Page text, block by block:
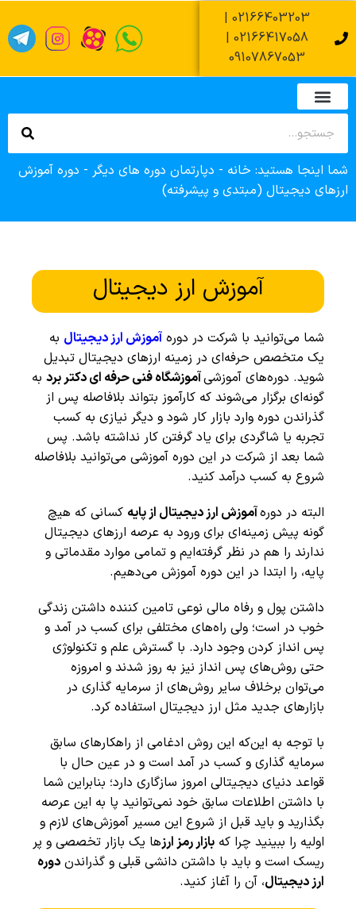
02166403203 |
02166417058 |
09107867053
شما اینجا هستید: خانه - دپارتمان دوره های دیگر - دوره آموزش
ارزهای دیجیتال (مبتدی و پیشرفته)
آموزش ارز دیجیتال
شما می‌توانید با شرکت در دوره آموزش ارز دیجیتال به
یک متخصص حرفه‌ای در زمینه ارزهای دیجیتال تبدیل
شوید. دوره‌های آموزشیآموزشگاه فنی حرفه ای دکتر برد به
گونه‌ای برگزار می‌شوند که کارآموز بتواند بلافاصله پس از
گذراندن دوره وارد بازار کار شود و دیگر نیازی به کسب
تجربه یا شاگردی برای یاد گرفتن کار نداشته باشد. پس
شما بعد از شرکت در این دوره آموزشی می‌توانید بلافاصله
شروع به کسب درآمد کنید.
البته در دورهآموزش ارز دیجیتال از پایه کسانی که هیچ
گونه پیش زمینه‌ای برای ورود به عرصه ارزهای دیجیتال
ندارند را هم در نظر گرفته‌ایم و تمامی موارد مقدماتی و
پایه، را ابتدا در این دوره آموزش می‌دهیم.
داشتن پول و رفاه مالی نوعی تامین کننده داشتن زندگی
خوب در است؛ ولی راه‌های مختلفی برای کسب در آمد و
پس انداز کردن وجود دارد. با گسترش علم و تکنولوژی
حتی روش‌های پس انداز نیز به روز شدند و امروزه
می‌توان برخلاف سایر روش‌های از سرمایه گذاری در
بازارهای جدید مثل ارز دیجیتال استفاده کرد.
با توجه به این‌که این روش ادغامی ‌از راهکارهای سابق
سرمایه گذاری و کسب در آمد است و در عین حال با
قواعد دنیای دیجیتالی امروز سازگاری دارد؛ بنابراین شما
با داشتن اطلاعات سابق خود نمی‌توانید پا به این عرصه
بگذارید و باید قبل از شروع این مسیر آموزش‌های لازم و
اولیه را ببینید چرا که بازار رمز ارزها یک بازار تخصصی و پر
ریسک است و باید با داشتن دانشی قبلی و گذراندن دوره
ارز دیجیتال، آن را آغاز کنید.